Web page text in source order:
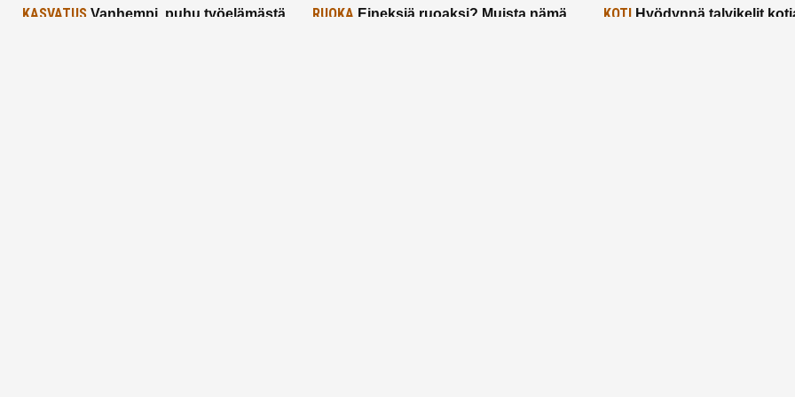
KASVATUS Vanhempi, puhu työelämästä
RUOKA Eineksiä ruoaksi? Muista nämä
KOTIHyödynnä talvikelit